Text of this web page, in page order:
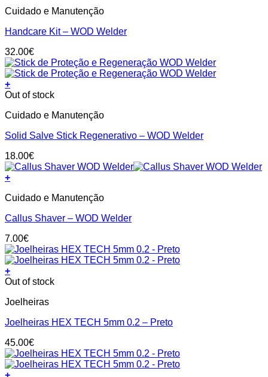
the
product
page
Cuidado e Manutenção
Handcare Kit – WOD Welder
32.00€
+
Out of stock
Cuidado e Manutenção
Solid Salve Stick Regenerativo – WOD Welder
18.00€
+
Cuidado e Manutenção
Callus Shaver – WOD Welder
7.00€
+
This
has
variants.
options
may
be
Out of stock
Joelheiras
Joelheiras HEX TECH 5mm 0.2 – Preto
45.00€